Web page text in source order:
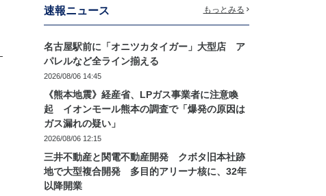
速報ニュース もっとみる
名古屋駅前に「オニツカタイガー」大型店 ア
パレルなど全ライン揃える
2026/08/06 14:45
《熊本地震》経産省、LPガス事業者に注意喚
起 イオンモール熊本の調査で「爆発の原因は
ガス漏れの疑い」
2026/08/06 12:15
三井不動産と関電不動産開発 クボタ旧本社跡
地で大型複合開発 多目的アリーナ核に、32年
以降開業